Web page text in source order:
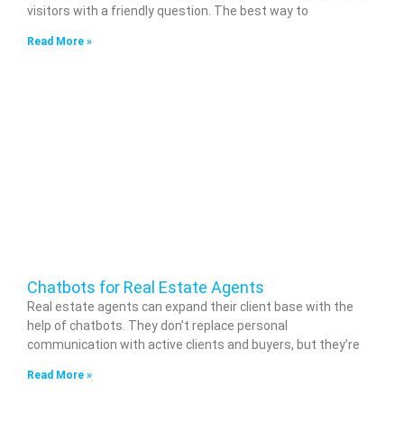
visitors with a friendly question. The best way to
Read More »
Chatbots for Real Estate Agents
Real estate agents can expand their client base with the
help of chatbots. They don’t replace personal
communication with active clients and buyers, but they’re
Read More »